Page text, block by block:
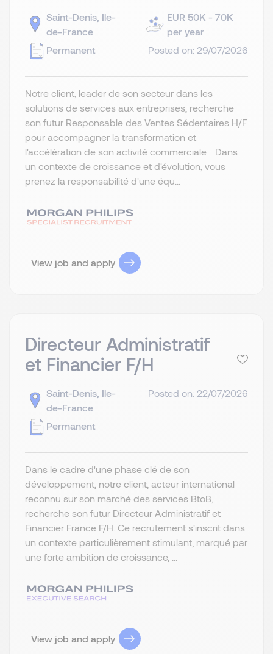
Saint-Denis, Ile-
de-France
Permanent
EUR 50K - 70K
per year
Posted on: 29/07/2026
Notre client, leader de son secteur dans les
solutions de services aux entreprises, recherche
son futur Responsable des Ventes Sédentaires H/F
pour accompagner la transformation et
l'accélération de son activité commerciale. Dans
un contexte de croissance et d'évolution, vous
prenez la responsabilité d'une équ...
View job and apply
Directeur Administratif
et Financier F/H
Saint-Denis, Ile-
de-France
Permanent
Posted on: 22/07/2026
Dans le cadre d'une phase clé de son
développement, notre client, acteur international
reconnu sur son marché des services BtoB,
recherche son futur Directeur Administratif et
Financier France F/H. Ce recrutement s'inscrit dans
un contexte particulièrement stimulant, marqué par
une forte ambition de croissance, ...
View job and apply